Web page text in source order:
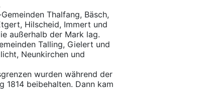
Thalfang, Bäsch,
Hilscheid, Immert und
außerhalb der Mark lag.
Talling, Gielert und
Neunkirchen und
wurden während der
beibehalten. Dann kam